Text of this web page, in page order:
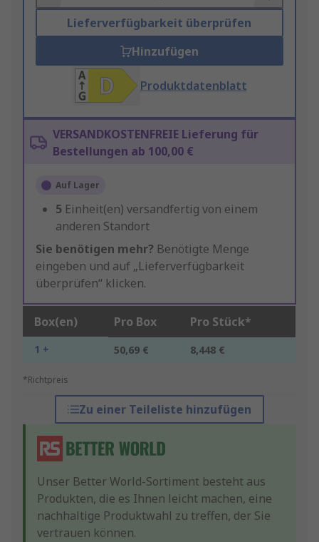
Lieferverfügbarkeit überprüfen
Hinzufügen
Produktdatenblatt
VERSANDKOSTENFREIE Lieferung für
Bestellungen ab 100,00 €
Auf Lager
5 Einheit(en) versandfertig von einem
anderen Standort
Sie benötigen mehr? Benötigte Menge
eingeben und auf „Lieferverfügbarkeit
überprüfen“ klicken.
Box(en) Pro Box Pro Stück*
1 + 50,69 € 8,448 €
*Richtpreis
Zu einer Teileliste hinzufügen
Unser Better World-Sortiment besteht aus
Produkten, die es Ihnen leicht machen, eine
nachhaltige Produktwahl zu treffen, der Sie
vertrauen können.